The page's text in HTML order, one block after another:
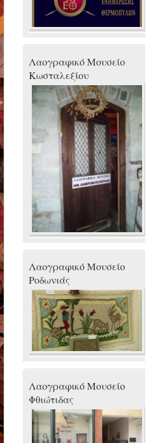
Λαογραφικό Μουσείο
Κωσταλεξίου
Λαογραφικό Μουσείο
Ροδωνιάς
Λαογραφικό Μουσείο
Φθιώτιδας